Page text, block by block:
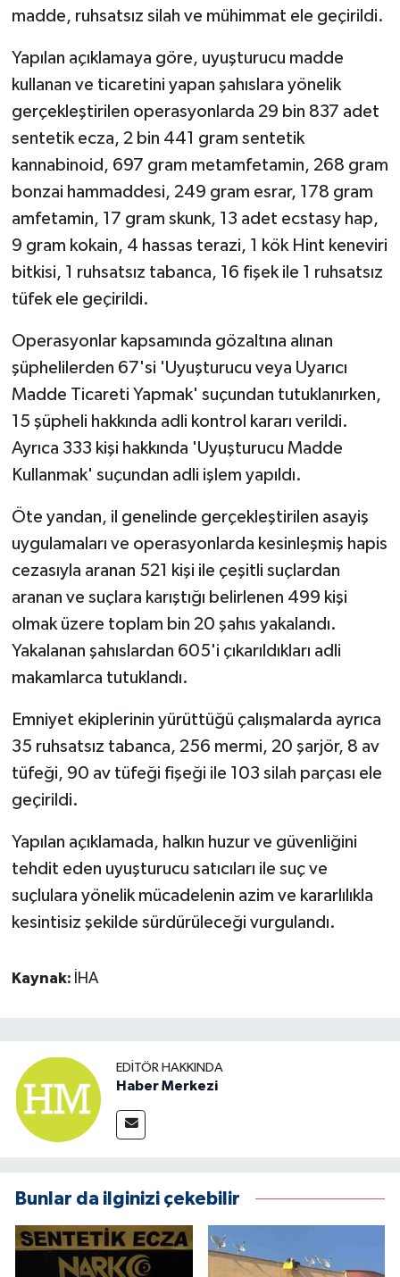
madde, ruhsatsız silah ve mühimmat ele geçirildi.
Yapılan açıklamaya göre, uyuşturucu madde
kullanan ve ticaretini yapan şahıslara yönelik
gerçekleştirilen operasyonlarda 29 bin 837 adet
sentetik ecza, 2 bin 441 gram sentetik
kannabinoid, 697 gram metamfetamin, 268 gram
bonzai hammaddesi, 249 gram esrar, 178 gram
amfetamin, 17 gram skunk, 13 adet ecstasy hap,
9 gram kokain, 4 hassas terazi, 1 kök Hint keneviri
bitkisi, 1 ruhsatsız tabanca, 16 fişek ile 1 ruhsatsız
tüfek ele geçirildi.
Operasyonlar kapsamında gözaltına alınan
şüphelilerden 67'si 'Uyuşturucu veya Uyarıcı
Madde Ticareti Yapmak' suçundan tutuklanırken,
15 şüpheli hakkında adli kontrol kararı verildi.
Ayrıca 333 kişi hakkında 'Uyuşturucu Madde
Kullanmak' suçundan adli işlem yapıldı.
Öte yandan, il genelinde gerçekleştirilen asayiş
uygulamaları ve operasyonlarda kesinleşmiş hapis
cezasıyla aranan 521 kişi ile çeşitli suçlardan
aranan ve suçlara karıştığı belirlenen 499 kişi
olmak üzere toplam bin 20 şahıs yakalandı.
Yakalanan şahıslardan 605'i çıkarıldıkları adli
makamlarca tutuklandı.
Emniyet ekiplerinin yürüttüğü çalışmalarda ayrıca
35 ruhsatsız tabanca, 256 mermi, 20 şarjör, 8 av
tüfeği, 90 av tüfeği fişeği ile 103 silah parçası ele
geçirildi.
Yapılan açıklamada, halkın huzur ve güvenliğini
tehdit eden uyuşturucu satıcıları ile suç ve
suçlulara yönelik mücadelenin azim ve kararlılıkla
kesintisiz şekilde sürdürüleceği vurgulandı.
Kaynak: İHA
EDITÖR HAKKINDA
Haber Merkezi
Bunlar da ilginizi çekebilir